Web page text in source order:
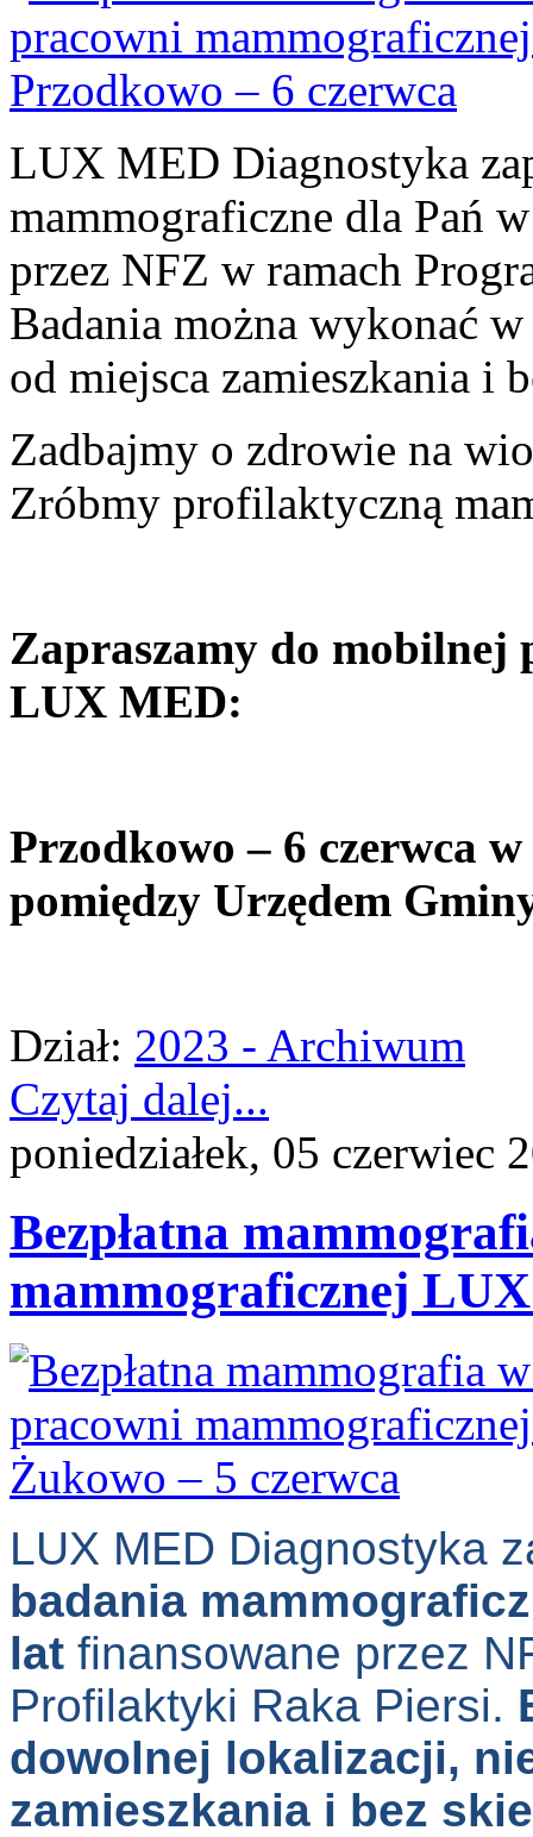
LUX MED Diagnostyka
mammograficzne dla Pań
przez NFZ w ramach
Badania można wykonać
od miejsca zamieszkania i
Zadbajmy o zdrowie na
Zróbmy profilaktyczną
Zapraszamy do mobilnej
LUX MED:
Przodkowo – 6 czerwca
pomiędzy Urzędem
Dział: 2023 - Archiwum
Czytaj dalej...
poniedziałek, 05 czerwiec
Bezpłatna
mammograficznej
LUX MED Diagnostyka
badania
lat finansowane przez
Profilaktyki Raka Piersi.
dowolnej lokalizacji,
zamieszkania i bez